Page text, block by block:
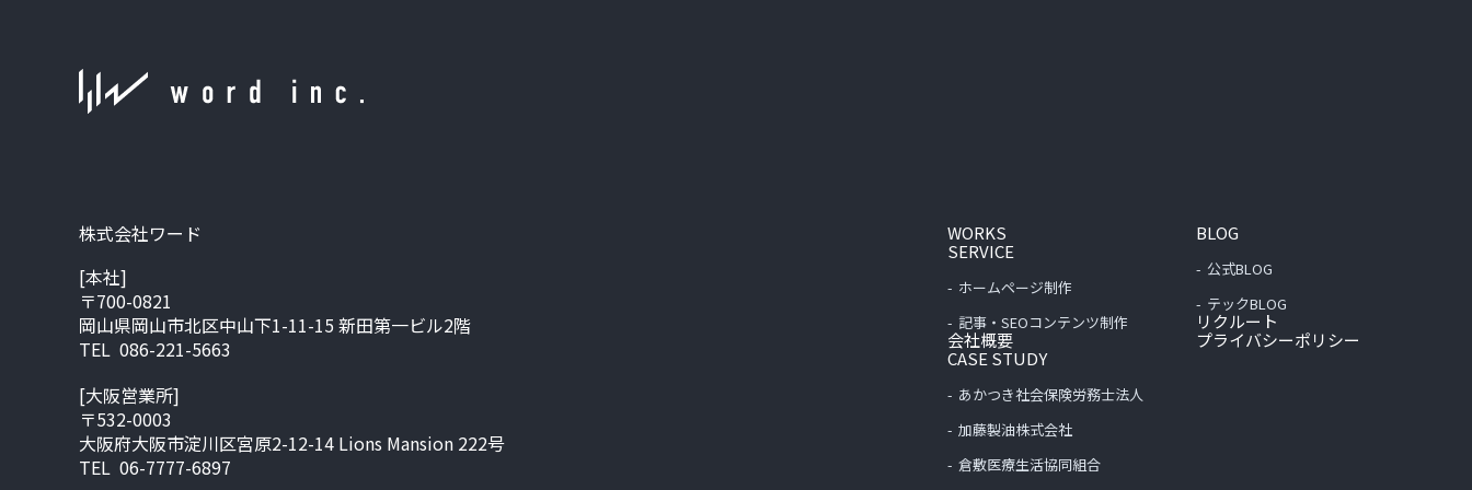
株式会社ワード
[本社]
〒700-0821
岡山県岡山市北区中山下1-11-15 新田第一ビル2階
TEL 086-221-5663
[大阪営業所]
〒532-0003
大阪府大阪市淀川区宮原2-12-14 Lions Mansion 222号
TEL 06-7777-6897
WORKS
SERVICE
ホームページ制作
記事・SEOコンテンツ制作
会社概要
CASE STUDY
あかつき社会保険労務士法人
加藤製油株式会社
倉敷医療生活協同組合
BLOG
公式BLOG
テックBLOG
リクルート
プライバシーポリシー